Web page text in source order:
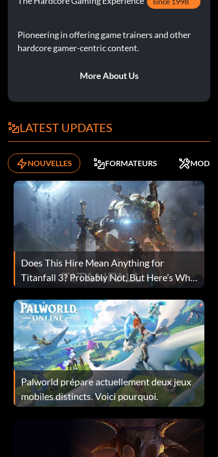
Pioneering in offering game trainers and other
hardcore gamer-centric content.
More About Us
LATEST UPDATES
NOUVELLES FORMATEURS MODS
Does This Hire Mean Anything for
Titanfall 3? Probably Not, But Here’s Why
Fans Are Hopeful
Palworld prépare actuellement deux jeux
mobiles distincts. Voici pourquoi.